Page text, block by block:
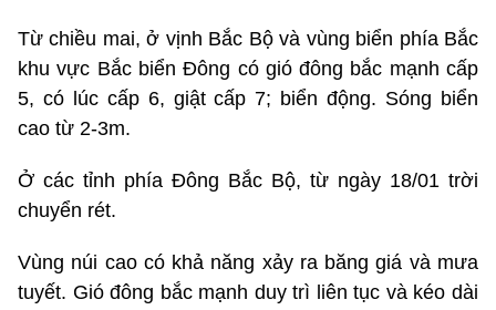
Từ chiều mai, ở vịnh Bắc Bộ và vùng biển phía Bắc
khu vực Bắc biển Đông có gió đông bắc mạnh cấp
5, có lúc cấp 6, giật cấp 7; biển động. Sóng biển
cao từ 2-3m.
Ở các tỉnh phía Đông Bắc Bộ, từ ngày 18/01 trời
chuyển rét.
Vùng núi cao có khả năng xảy ra băng giá và mưa
tuyết. Gió đông bắc mạnh duy trì liên tục và kéo dài